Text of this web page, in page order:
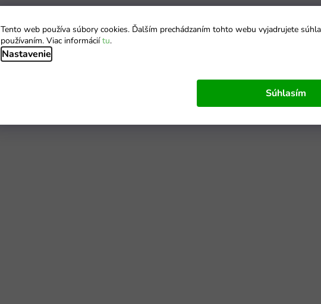
Tento web používa súbory cookies. Ďalším prechádzaním tohto webu vyjadrujete
používaním. Viac informáciítu.
Nastavenie
Súhlasím